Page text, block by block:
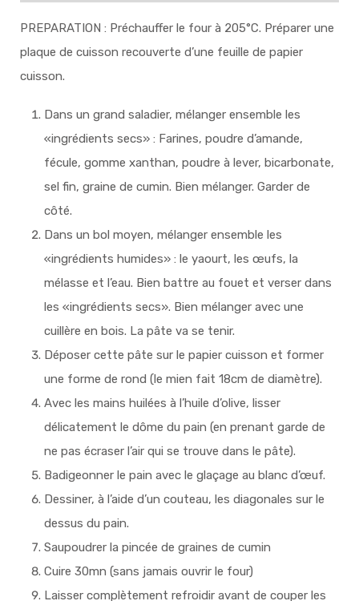
PREPARATION : Préchauffer le four à 205°C. Préparer une
plaque de cuisson recouverte d’une feuille de papier
cuisson.
Dans un grand saladier, mélanger ensemble les
«ingrédients secs» : Farines, poudre d’amande,
fécule, gomme xanthan, poudre à lever, bicarbonate,
sel fin, graine de cumin. Bien mélanger. Garder de
côté.
Dans un bol moyen, mélanger ensemble les
«ingrédients humides» : le yaourt, les œufs, la
mélasse et l’eau. Bien battre au fouet et verser dans
les «ingrédients secs». Bien mélanger avec une
cuillère en bois. La pâte va se tenir.
Déposer cette pâte sur le papier cuisson et former
une forme de rond (le mien fait 18cm de diamètre).
Avec les mains huilées à l’huile d’olive, lisser
délicatement le dôme du pain (en prenant garde de
ne pas écraser l’air qui se trouve dans le pâte).
Badigeonner le pain avec le glaçage au blanc d’œuf.
Dessiner, à l’aide d’un couteau, les diagonales sur le
dessus du pain.
Saupoudrer la pincée de graines de cumin
Cuire 30mn (sans jamais ouvrir le four)
Laisser complètement refroidir avant de couper les